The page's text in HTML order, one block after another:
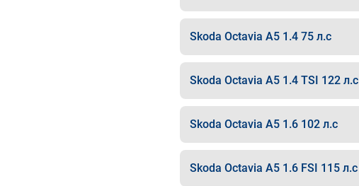
Skoda Octavia A5 1.4 75 л.с
Skoda Octavia A5 1.4 TSI 122 л.с
Skoda Octavia A5 1.6 102 л.с
Skoda Octavia A5 1.6 FSI 115 л.с